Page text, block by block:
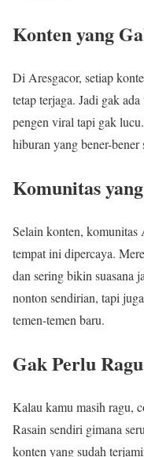
Konten yang
Di Aresgacor, setiap
tetap terjaga. Jadi gak
pengen viral tapi gak
hiburan yang bener-
Komunitas
Selain konten, komunitas
tempat ini dipercaya.
dan sering bikin suasana
nonton sendirian, tapi
temen-temen baru.
Gak Perlu
Kalau kamu masih ragu,
Rasain sendiri gimana
konten yang sudah